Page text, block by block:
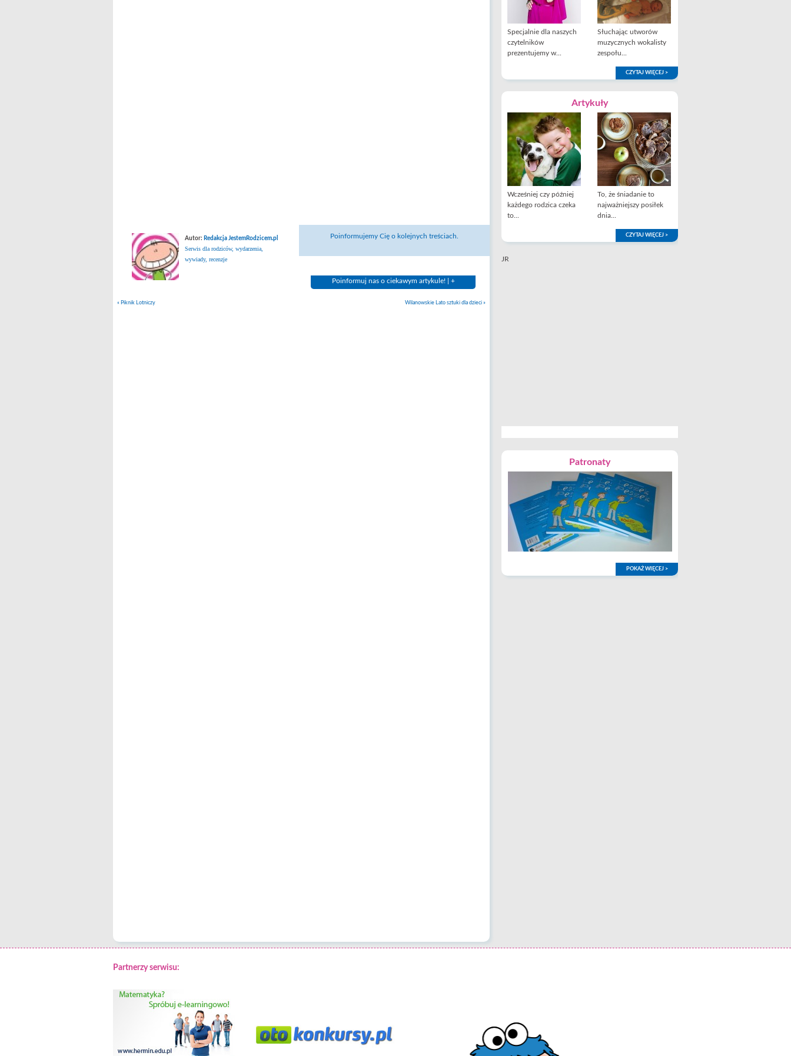
Autor: Redakcja JestemRodzicem.pl
Serwis dla rodziców, wydarzenia,
wywiady, recenzje
Poinformujemy Cię o kolejnych treściach.
Poinformuj nas o ciekawym artykule! | +
« Piknik Lotniczy Wilanowskie Lato sztuki dla dzieci »
Specjalnie dla naszych
czytelników
prezentujemy w...
Słuchając utworów
muzycznych wokalisty
zespołu...
CZYTAJ WIĘCEJ >
Artykuły
Wcześniej czy później
każdego rodzica czeka
to...
To, że śniadanie to
najważniejszy posiłek
dnia...
CZYTAJ WIĘCEJ >
JR
Patronaty
POKAŻ WIĘCEJ >
Partnerzy serwisu: